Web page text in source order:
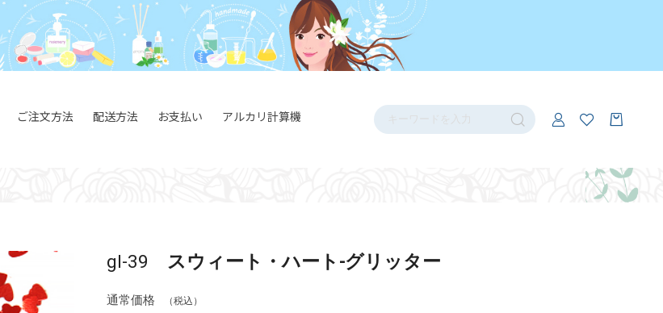
ご注文方法 配送方法 お支払い アルカリ計算機
gl-39 スウィート・ハート-グリッター
通常価格 （税込）